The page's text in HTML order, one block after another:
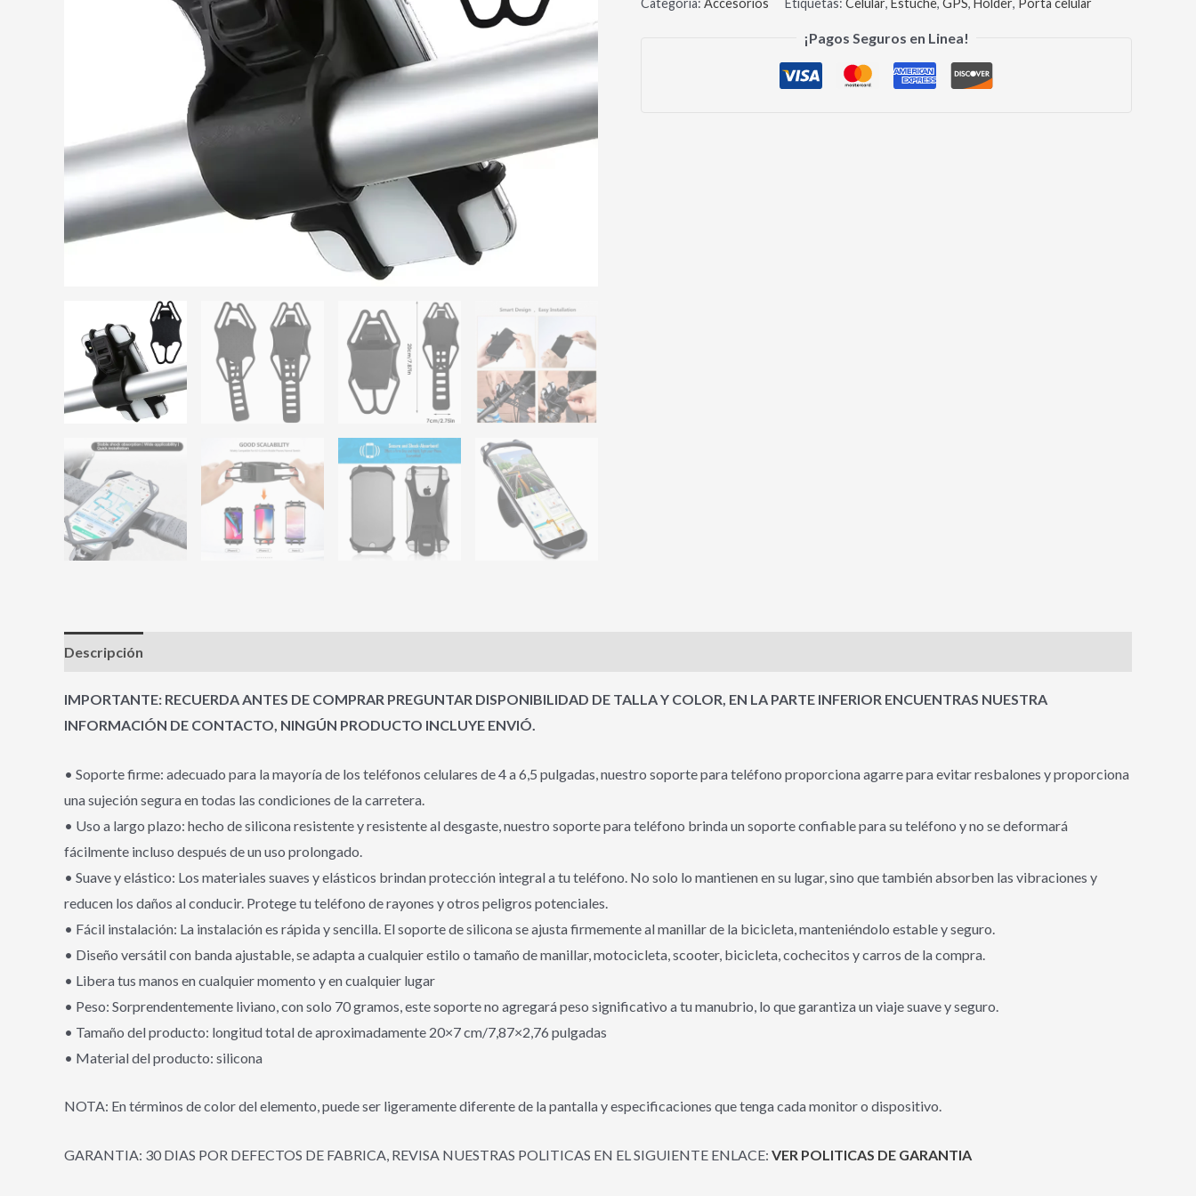
¡Pagos Seguros en Linea!
Descripción
IMPORTANTE: RECUERDA ANTES DE COMPRAR PREGUNTAR DISPONIBILIDAD DE TALLA Y COLOR, EN LA PARTE INFERIOR ENCUENTRAS NUESTRA
INFORMACIÓN DE CONTACTO, NINGÚN PRODUCTO INCLUYE ENVIÓ.
• Soporte firme: adecuado para la mayoría de los teléfonos celulares de 4 a 6,5 pulgadas, nuestro soporte para teléfono proporciona agarre para evitar resbalones y proporciona
una sujeción segura en todas las condiciones de la carretera.
• Uso a largo plazo: hecho de silicona resistente y resistente al desgaste, nuestro soporte para teléfono brinda un soporte confiable para su teléfono y no se deformará
fácilmente incluso después de un uso prolongado.
• Suave y elástico: Los materiales suaves y elásticos brindan protección integral a tu teléfono. No solo lo mantienen en su lugar, sino que también absorben las vibraciones y
reducen los daños al conducir. Protege tu teléfono de rayones y otros peligros potenciales.
• Fácil instalación: La instalación es rápida y sencilla. El soporte de silicona se ajusta firmemente al manillar de la bicicleta, manteniéndolo estable y seguro.
• Diseño versátil con banda ajustable, se adapta a cualquier estilo o tamaño de manillar, motocicleta, scooter, bicicleta, cochecitos y carros de la compra.
• Libera tus manos en cualquier momento y en cualquier lugar
• Peso: Sorprendentemente liviano, con solo 70 gramos, este soporte no agregará peso significativo a tu manubrio, lo que garantiza un viaje suave y seguro.
• Tamaño del producto: longitud total de aproximadamente 20×7 cm/7,87×2,76 pulgadas
• Material del producto: silicona
NOTA: En términos de color del elemento, puede ser ligeramente diferente de la pantalla y especificaciones que tenga cada monitor o dispositivo.
GARANTIA: 30 DIAS POR DEFECTOS DE FABRICA, REVISA NUESTRAS POLITICAS EN EL SIGUIENTE ENLACE: VER POLITICAS DE GARANTIA